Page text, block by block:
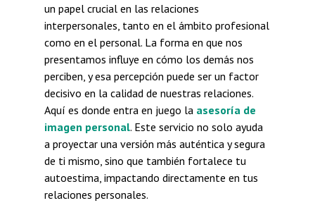
un papel crucial en las relaciones
interpersonales, tanto en el ámbito profesional
como en el personal. La forma en que nos
presentamos influye en cómo los demás nos
perciben, y esa percepción puede ser un factor
decisivo en la calidad de nuestras relaciones.
Aquí es donde entra en juego la asesoría de
imagen personal. Este servicio no solo ayuda
a proyectar una versión más auténtica y segura
de ti mismo, sino que también fortalece tu
autoestima, impactando directamente en tus
relaciones personales.